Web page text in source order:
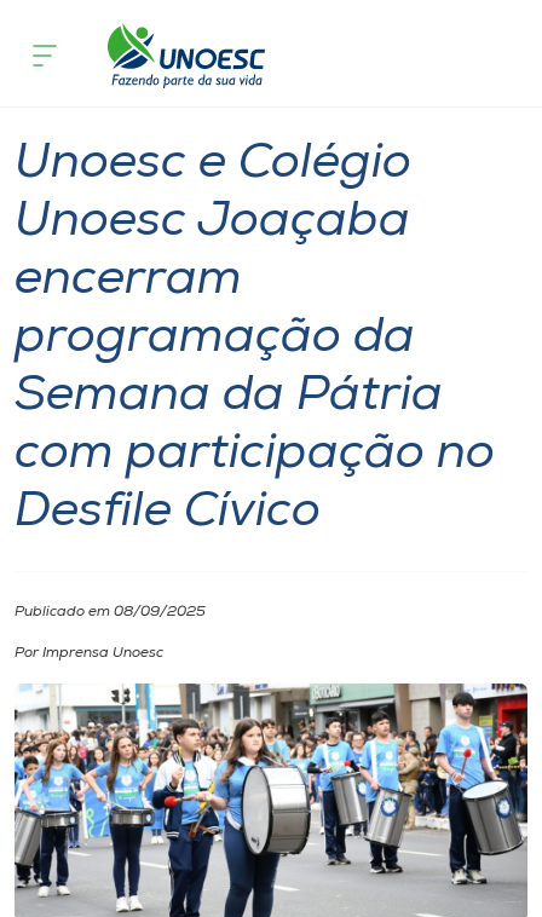
Cursos
Pesquisa
Atendimento ao Estudante
Portal de Ensino
Unoesc
Internacionalização
Diplomados
Cultura
CPA
Biblioteca
Geral
Unoesc e Colégio
Unoesc Joaçaba
encerram
programação da
Semana da Pátria
com participação no
Desfile Cívico
Publicado em 08/09/2025
Por Imprensa Unoesc